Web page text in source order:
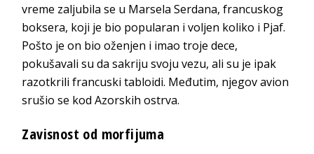
vreme zaljubila se u Marsela Serdana, francuskog
boksera, koji je bio popularan i voljen koliko i Pjaf.
Pošto je on bio oženjen i imao troje dece,
pokušavali su da sakriju svoju vezu, ali su je ipak
razotkrili francuski tabloidi. Međutim, njegov avion
srušio se kod Azorskih ostrva.
Zavisnost od morfijuma